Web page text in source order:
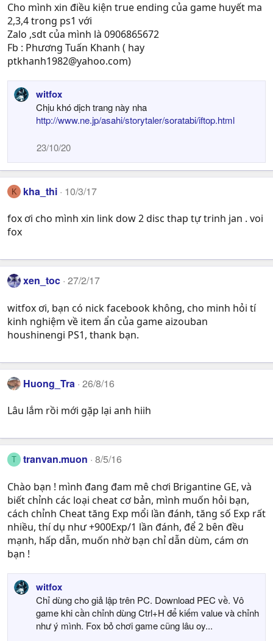
Cho mình xin điều kiện true ending của game huyết ma
2,3,4 trong ps1 với
Zalo ,sdt của mình là 0906865672
Fb : Phương Tuấn Khanh ( hay
ptkhanh1982@yahoo.com)
witfox
Chịu khó dịch trang này nha
http://www.ne.jp/asahi/storytaler/soratabi/iftop.html
23/10/20
K kha_thi 10/3/17
fox ơi cho mình xin link dow 2 disc thap tự trinh jan . voi
fox
xen_toc 27/2/17
witfox ơi, bạn có nick facebook không, cho minh hỏi tí
kinh nghiệm về item ẩn của game aizouban
houshinengi PS1, thank bạn.
Huong_Tra 26/8/16
Lâu lắm rồi mới gặp lại anh hiih
T tranvan.muon 8/5/16
Chào bạn ! mình đang đam mê chơi Brigantine GE, và
biết chỉnh các loại cheat cơ bản, mình muốn hỏi bạn,
cách chỉnh Cheat tăng Exp mổi lần đánh, tăng số Exp rất
nhiều, thí dụ như +900Exp/1 lần đánh, để 2 bên đều
mạnh, hấp dẫn, muốn nhờ bạn chỉ dẫn dùm, cám ơn
bạn !
witfox
Chỉ dùng cho giả lập trên PC. Download PEC về. Vô
game khi cần chỉnh dùng Ctrl+H để kiếm value và chỉnh
như ý mình. Fox bỏ chơi game cũng lâu oy...